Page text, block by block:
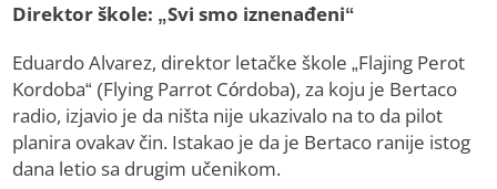
Direktor škole: „Svi smo iznenađeni“
Eduardo Alvarez, direktor letačke škole „Flajing Perot
Kordoba“ (Flying Parrot Córdoba), za koju je Bertaco
radio, izjavio je da ništa nije ukazivalo na to da pilot
planira ovakav čin. Istakao je da je Bertaco ranije istog
dana letio sa drugim učenikom.